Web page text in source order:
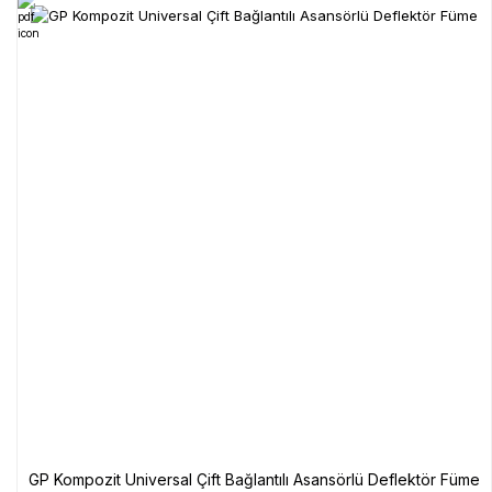
GP Kompozit Universal Çift Bağlantılı Asansörlü Deflektör Füme